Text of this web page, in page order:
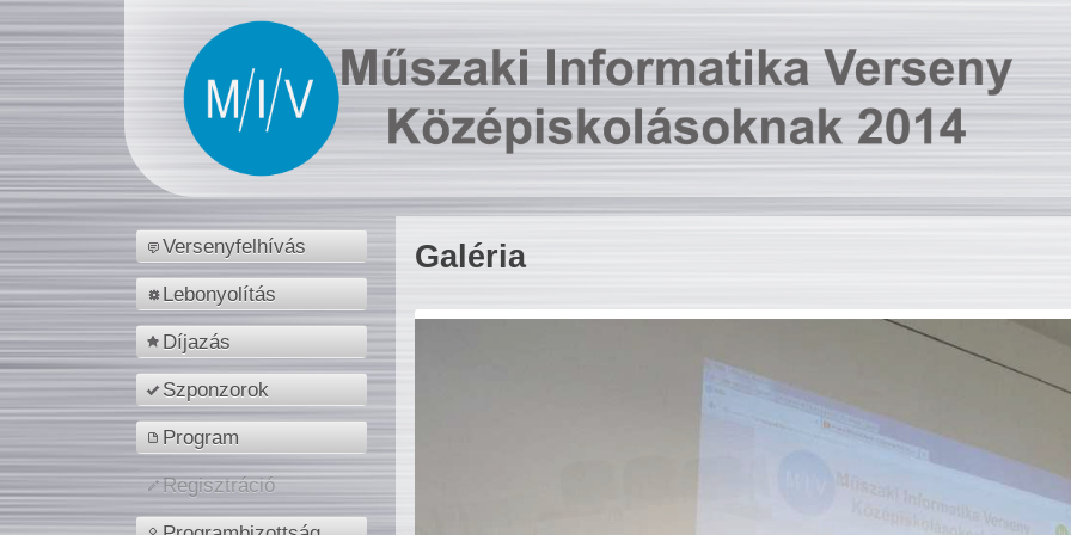
Versenyfelhívás
Lebonyolítás
Díjazás
Szponzorok
Program
Regisztráció
Galéria